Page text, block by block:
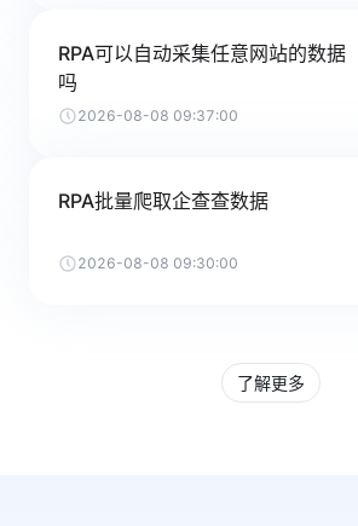
RPA可以自动采集任意网站的数据
吗
2026-08-08 09:37:00
RPA批量爬取企查查数据
2026-08-08 09:30:00
了解更多